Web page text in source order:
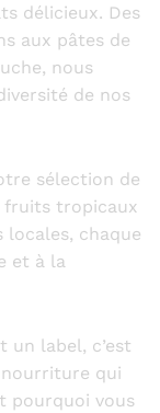
délicieux. Des
aux pâtes de
nous
de nos
sélection de
fruits tropicaux
chaque
et à la
un label, c’est
qui
pourquoi vous